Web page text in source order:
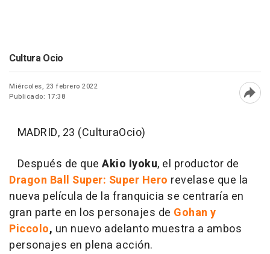
Cultura Ocio
Miércoles, 23 febrero 2022
Publicado: 17:38
MADRID, 23 (CulturaOcio)
Después de que Akio Iyoku, el productor de
Dragon Ball Super: Super Hero revelase que la
nueva película de la franquicia se centraría en
gran parte en los personajes de Gohan y
Piccolo, un nuevo adelanto muestra a ambos
personajes en plena acción.